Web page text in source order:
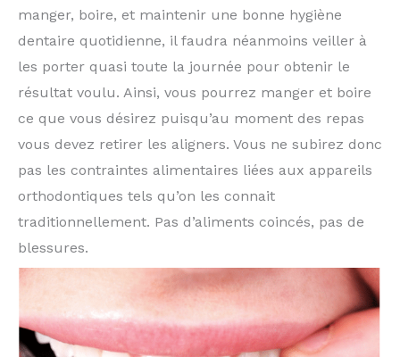
manger, boire, et maintenir une bonne hygiène
dentaire quotidienne, il faudra néanmoins veiller à
les porter quasi toute la journée pour obtenir le
résultat voulu. Ainsi, vous pourrez manger et boire
ce que vous désirez puisqu’au moment des repas
vous devez retirer les aligners. Vous ne subirez donc
pas les contraintes alimentaires liées aux appareils
orthodontiques tels qu’on les connait
traditionnellement. Pas d’aliments coincés, pas de
blessures.